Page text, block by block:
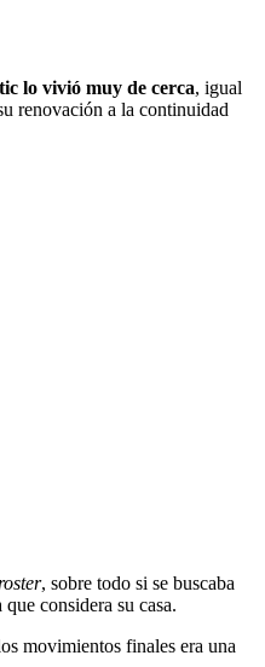
lo vivió muy de cerca, igual
renovación a la continuidad
, sobre todo si se buscaba
considera su casa.
movimientos finales era una